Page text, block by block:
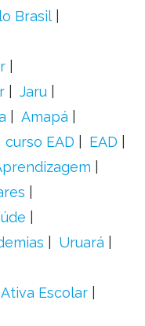
Brasil
Jaru
Amapá
curso EAD
EAD
Uruará
Escolar